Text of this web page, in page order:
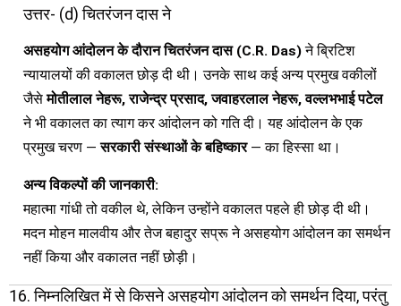
उत्तर- (d) चितरंजन दास ने
असहयोग आंदोलन के दौरान चितरंजन दास (C.R. Das)ने ब्रिटिश
न्यायालयों की वकालत छोड़ दी थी। उनके साथ कई अन्य प्रमुख वकीलों
जैसेमोतीलाल नेहरू, राजेन्द्र प्रसाद, जवाहरलाल नेहरू, वल्लभभाई पटेल
ने भी वकालत का त्याग कर आंदोलन को गति दी। यह आंदोलन के एक
प्रमुख चरण —सरकारी संस्थाओं के बहिष्कार— का हिस्सा था।
अन्य विकल्पों की जानकारी:
महात्मा गांधी तो वकील थे, लेकिन उन्होंने वकालत पहले ही छोड़ दी थी।
मदन मोहन मालवीय और तेज बहादुर सप्रू ने असहयोग आंदोलन का समर्थन
नहीं किया और वकालत नहीं छोड़ी।
16. निम्नलिखित में से किसने असहयोग आंदोलन को समर्थन दिया, परंतु